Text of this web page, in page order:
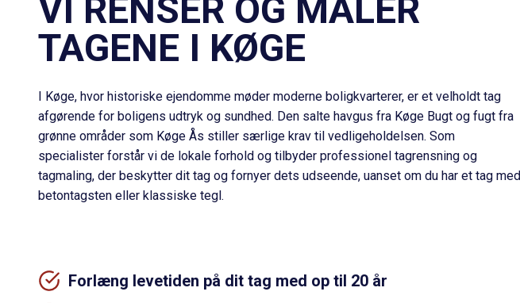
VI RENSER OG MALER
TAGENE I KØGE
I Køge, hvor historiske ejendomme møder moderne boligkvarterer, er et velholdt tag
afgørende for boligens udtryk og sundhed. Den salte havgus fra Køge Bugt og fugt fra
grønne områder som Køge Ås stiller særlige krav til vedligeholdelsen. Som
specialister forstår vi de lokale forhold og tilbyder professionel tagrensning og
tagmaling, der beskytter dit tag og fornyer dets udseende, uanset om du har et tag med
betontagsten eller klassiske tegl.
Forlæng levetiden på dit tag med op til 20 år